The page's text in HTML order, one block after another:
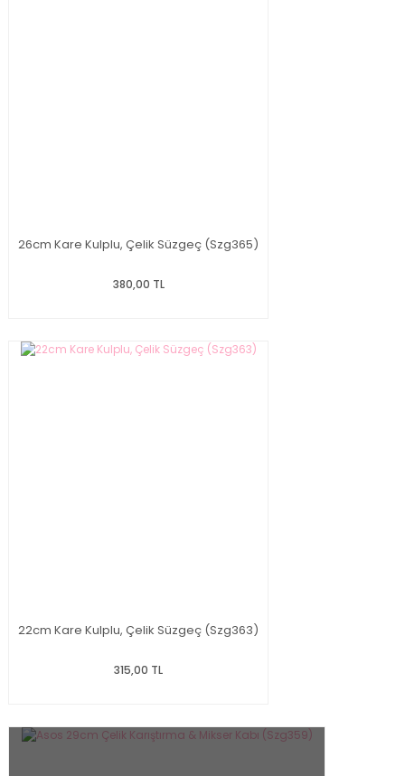
26cm Kare Kulplu, Çelik Süzgeç (Szg365)
380,00 TL
22cm Kare Kulplu, Çelik Süzgeç (Szg363)
315,00 TL